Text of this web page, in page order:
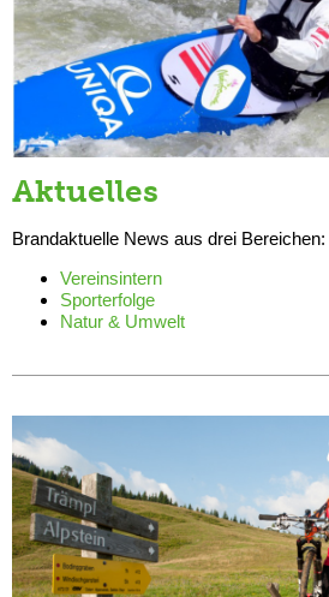
Aktuelles
Brandaktuelle News aus drei Bereichen:
Vereinsintern
Sporterfolge
Natur & Umwelt